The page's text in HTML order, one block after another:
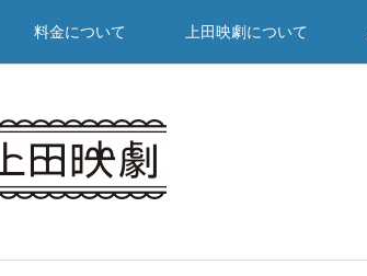
料金について 上田映劇について